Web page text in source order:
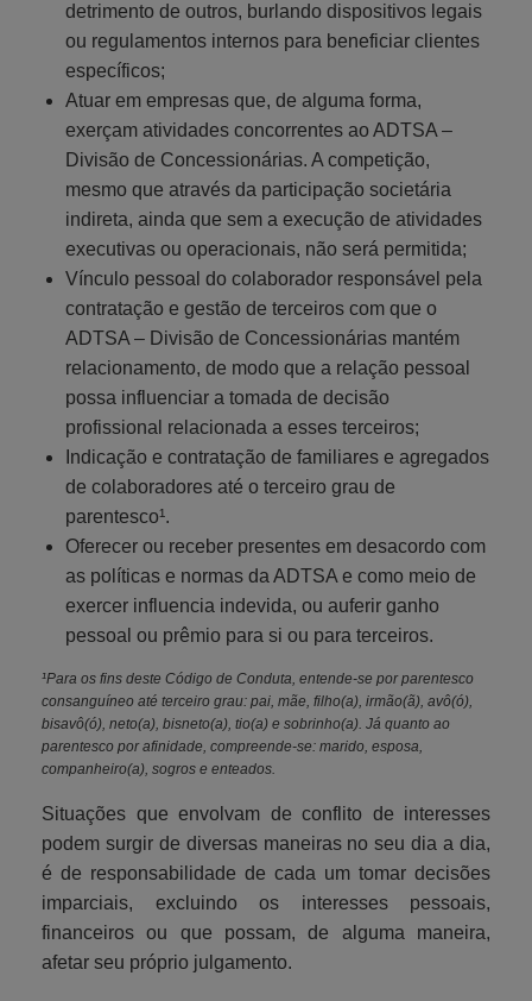
detrimento de outros, burlando dispositivos legais
ou regulamentos internos para beneficiar clientes
específicos;
Atuar em empresas que, de alguma forma,
exerçam atividades concorrentes ao ADTSA –
Divisão de Concessionárias. A competição,
mesmo que através da participação societária
indireta, ainda que sem a execução de atividades
executivas ou operacionais, não será permitida;
Vínculo pessoal do colaborador responsável pela
contratação e gestão de terceiros com que o
ADTSA – Divisão de Concessionárias mantém
relacionamento, de modo que a relação pessoal
possa influenciar a tomada de decisão
profissional relacionada a esses terceiros;
Indicação e contratação de familiares e agregados
de colaboradores até o terceiro grau de
parentesco¹.
Oferecer ou receber presentes em desacordo com
as políticas e normas da ADTSA e como meio de
exercer influencia indevida, ou auferir ganho
pessoal ou prêmio para si ou para terceiros.
¹Para os fins deste Código de Conduta, entende-se por parentesco
consanguíneo até terceiro grau: pai, mãe, filho(a), irmão(ã), avô(ó),
bisavô(ó), neto(a), bisneto(a), tio(a) e sobrinho(a). Já quanto ao
parentesco por afinidade, compreende-se: marido, esposa,
companheiro(a), sogros e enteados.
Situações que envolvam de conflito de interesses
podem surgir de diversas maneiras no seu dia a dia,
é de responsabilidade de cada um tomar decisões
imparciais, excluindo os interesses pessoais,
financeiros ou que possam, de alguma maneira,
afetar seu próprio julgamento.